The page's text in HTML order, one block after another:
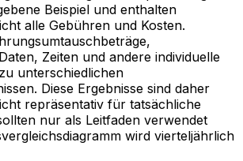
Beispiel und enthalten
alle Gebühren und Kosten.
Zeiten und andere individuelle
unterschiedlichen
Diese Ergebnisse sind daher
repräsentativ für tatsächliche
nur als Leitfaden verwendet
wird vierteljährlich